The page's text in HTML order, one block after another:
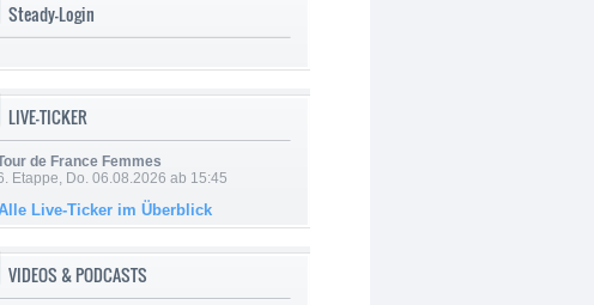
Steady-Login
LIVE-TICKER
de France Femmes
Etappe, Do. 06.08.2026 ab 15:45
Live-Ticker im Überblick
VIDEOS & PODCASTS